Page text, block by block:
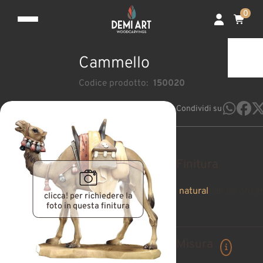
0
Cammello
Codice prodotto: 150020
clicca! per richiedere la
foto in questa finitura
Condividi su
natural